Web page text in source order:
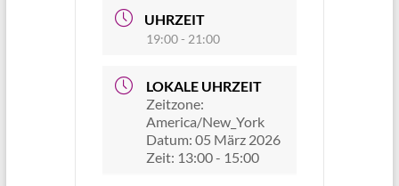
UHRZEIT
19:00 - 21:00
LOKALE UHRZEIT
Zeitzone:
America/New_York
Datum: 05 März 2026
Zeit: 13:00 - 15:00